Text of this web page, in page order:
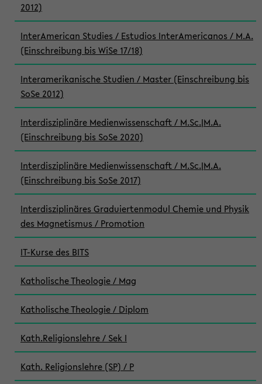
2012)
InterAmerican Studies / Estudios InterAmericanos / M.A.
(Einschreibung bis WiSe 17/18)
Interamerikanische Studien / Master (Einschreibung bis
SoSe 2012)
Interdisziplinäre Medienwissenschaft / M.Sc.|M.A.
(Einschreibung bis SoSe 2020)
Interdisziplinäre Medienwissenschaft / M.Sc.|M.A.
(Einschreibung bis SoSe 2017)
Interdisziplinäres Graduiertenmodul Chemie und Physik
des Magnetismus / Promotion
IT-Kurse des BITS
Katholische Theologie / Mag
Katholische Theologie / Diplom
Kath.Religionslehre / Sek I
Kath. Religionslehre (SP) / P